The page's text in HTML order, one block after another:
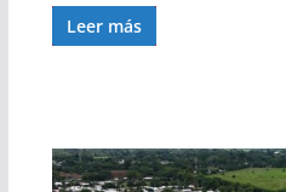
Leer más